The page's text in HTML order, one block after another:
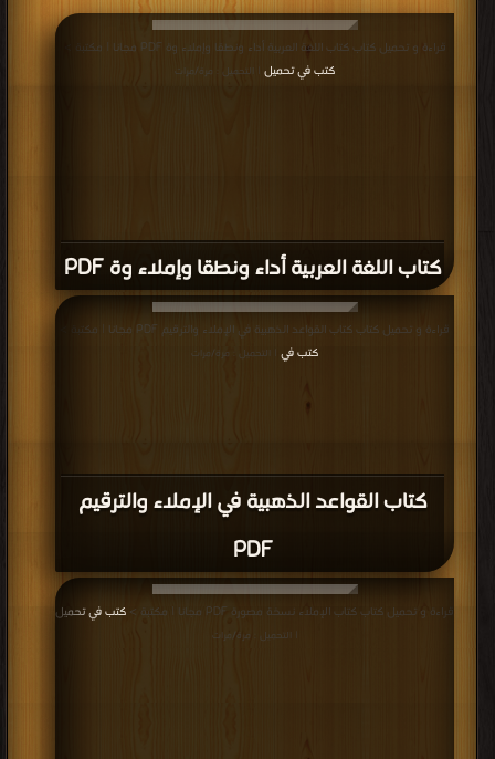
كتاب اللغة العربية أداء ونطقا وإملاء وة PDF
قراءة و تحميل كتاب كتاب اللغة العربية أداء ونطقا وإملاء وة PDF مجانا | مكتبة >
كتب في تحميل | التحميل : مرة/مرات
كتاب القواعد الذهبية في الإملاء والترقيم
PDF
قراءة و تحميل كتاب كتاب القواعد الذهبية في الإملاء والترقيم PDF مجانا | مكتبة >
كتب في
| التحميل : مرة/مرات
قراءة و تحميل كتاب كتاب الإملاء نسخة مصورة PDF مجانا | مكتبة > كتب في تحميل
| التحميل : مرة/مرات